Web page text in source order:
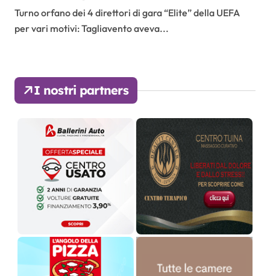
Turno orfano dei 4 direttori di gara “Elite” della UEFA
per vari motivi: Tagliavento aveva...
I nostri partners